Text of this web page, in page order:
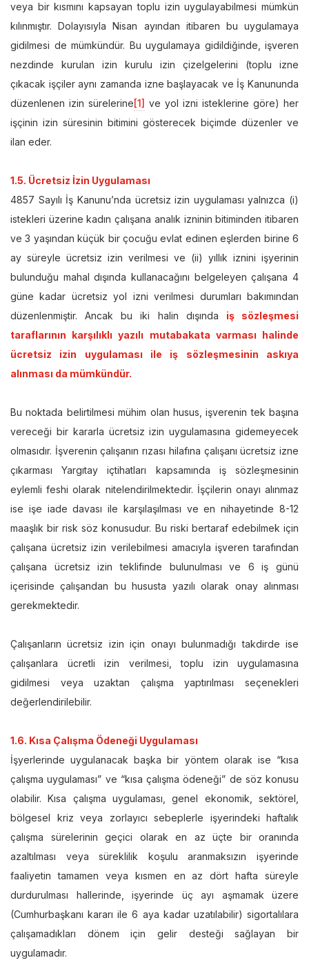
veya bir kısmını kapsayan toplu izin uygulayabilmesi mümkün
kılınmıştır. Dolayısıyla Nisan ayından itibaren bu uygulamaya
gidilmesi de mümkündür. Bu uygulamaya gidildiğinde, işveren
nezdinde kurulan izin kurulu izin çizelgelerini (toplu izne
çıkacak işçiler aynı zamanda izne başlayacak ve İş Kanununda
düzenlenen izin sürelerine[1] ve yol izni isteklerine göre) her
işçinin izin süresinin bitimini gösterecek biçimde düzenler ve
ilan eder.
1.5. Ücretsiz İzin Uygulaması
4857 Sayılı İş Kanunu’nda ücretsiz izin uygulaması yalnızca (i)
istekleri üzerine kadın çalışana analık izninin bitiminden itibaren
ve 3 yaşından küçük bir çocuğu evlat edinen eşlerden birine 6
ay süreyle ücretsiz izin verilmesi ve (ii) yıllık iznini işyerinin
bulunduğu mahal dışında kullanacağını belgeleyen çalışana 4
güne kadar ücretsiz yol izni verilmesi durumları bakımından
düzenlenmiştir. Ancak bu iki halin dışında iş sözleşmesi
taraflarının karşılıklı yazılı mutabakata varması halinde
ücretsiz izin uygulaması ile iş sözleşmesinin askıya
alınması da mümkündür.
Bu noktada belirtilmesi mühim olan husus, işverenin tek başına
vereceği bir kararla ücretsiz izin uygulamasına gidemeyecek
olmasıdır. İşverenin çalışanın rızası hilafına çalışanı ücretsiz izne
çıkarması Yargıtay içtihatları kapsamında iş sözleşmesinin
eylemli feshi olarak nitelendirilmektedir. İşçilerin onayı alınmaz
ise işe iade davası ile karşılaşılması ve en nihayetinde 8-12
maaşlık bir risk söz konusudur. Bu riski bertaraf edebilmek için
çalışana ücretsiz izin verilebilmesi amacıyla işveren tarafından
çalışana ücretsiz izin teklifinde bulunulması ve 6 iş günü
içerisinde çalışandan bu hususta yazılı olarak onay alınması
gerekmektedir.
Çalışanların ücretsiz izin için onayı bulunmadığı takdirde ise
çalışanlara ücretli izin verilmesi, toplu izin uygulamasına
gidilmesi veya uzaktan çalışma yaptırılması seçenekleri
değerlendirilebilir.
1.6. Kısa Çalışma Ödeneği Uygulaması
İşyerlerinde uygulanacak başka bir yöntem olarak ise “kısa
çalışma uygulaması” ve “kısa çalışma ödeneği” de söz konusu
olabilir. Kısa çalışma uygulaması, genel ekonomik, sektörel,
bölgesel kriz veya zorlayıcı sebeplerle işyerindeki haftalık
çalışma sürelerinin geçici olarak en az üçte bir oranında
azaltılması veya süreklilik koşulu aranmaksızın işyerinde
faaliyetin tamamen veya kısmen en az dört hafta süreyle
durdurulması hallerinde, işyerinde üç ayı aşmamak üzere
(Cumhurbaşkanı kararı ile 6 aya kadar uzatılabilir) sigortalılara
çalışamadıkları dönem için gelir desteği sağlayan bir
uygulamadır.